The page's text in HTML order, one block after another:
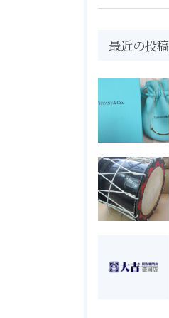
最近の投稿